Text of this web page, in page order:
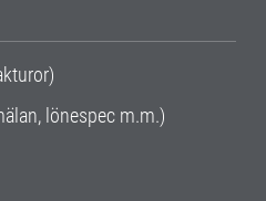
lönespec m.m.)